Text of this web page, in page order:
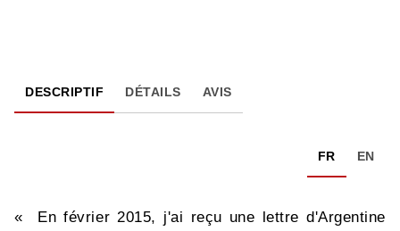
DESCRIPTIF DÉTAILS AVIS
FR EN
« En février 2015, j'ai reçu une lettre d'Argentine